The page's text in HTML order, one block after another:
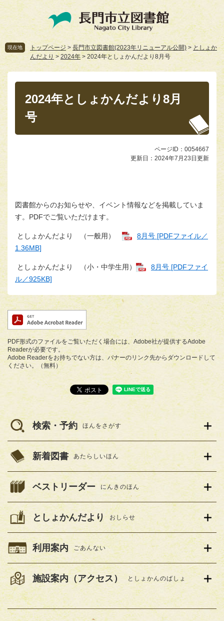
ペ
ー
ジ
先
頭
で
す。
メ
ニ
ュ
を
飛
ば
し
て
本
文
現在地 トップページ > 長門市立図書館(2023年リニューアル公開) > としょか
んだより >2024年> 2024年としょかんだより8月号
2024年としょかんだより8月
号
ページID：0054667
更新日：2024年7月23日更新
図書館からのお知らせや、イベント情報などを掲載していま
す。PDFでご覧いただけます。
としょかんだより （一般用）
8月号 [PDFファイル／
1.36MB]
としょかんだより （小・中学生用）
8月号 [PDFファイ
ル／925KB]
PDF形式のファイルをご覧いただく場合には、Adobe社が提供するAdobe
Readerが必要です。
Adobe Readerをお持ちでない方は、バナーのリンク先からダウンロードして
ください。（無料）
検索・予約 ほんをさがす
新着図書 あたらしいほん
ベストリーダー にんきのほん
としょかんだより おしらせ
利用案内 ごあんない
施設案内（アクセス） としょかんのばしょ